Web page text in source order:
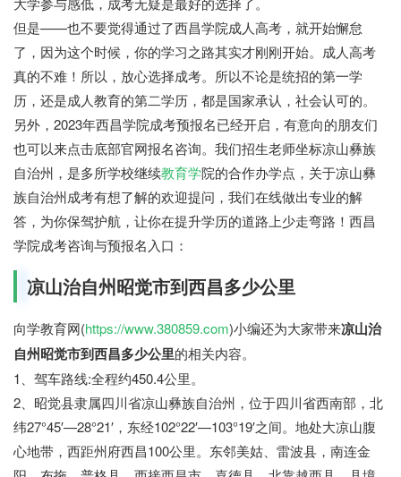
但是——也不要觉得通过了西昌学院成人高考，就开始懈怠
了，因为这个时候，你的学习之路其实才刚刚开始。成人高考
真的不难！所以，放心选择成考。所以不论是统招的第一学
历，还是成人教育的第二学历，都是国家承认，社会认可的。
另外，2023年西昌学院成考预报名已经开启，有意向的朋友们
也可以来点击底部官网报名咨询。我们招生老师坐标凉山彝族
自治州，是多所学校继续教育学院的合作办学点，关于凉山彝
族自治州成考有想了解的欢迎提问，我们在线做出专业的解
答，为你保驾护航，让你在提升学历的道路上少走弯路！西昌
学院成考咨询与预报名入口：
凉山治自州昭觉市到西昌多少公里
向学教育网(https://www.380859.com)小编还为大家带来凉山治
自州昭觉市到西昌多少公里的相关内容。
1、驾车路线:全程约450.4公里。
2、昭觉县隶属四川省凉山彝族自治州，位于四川省西南部，北
纬27°45′—28°21′，东经102°22′—103°19′之间。地处大凉山腹
心地带，西距州府西昌100公里。东邻美姑、雷波县，南连金